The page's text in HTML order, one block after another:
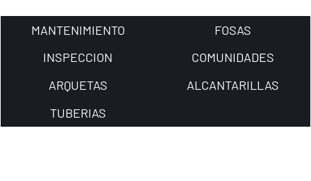
MANTENIMIENTO
FOSAS
INSPECCION
COMUNIDADES
ARQUETAS
ALCANTARILLAS
TUBERIAS